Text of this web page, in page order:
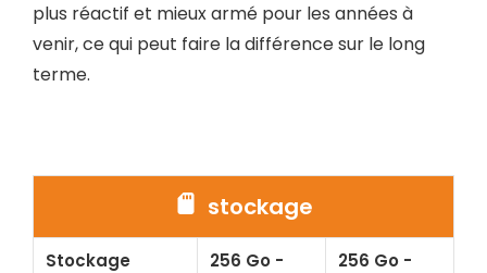
plus réactif et mieux armé pour les années à
venir, ce qui peut faire la différence sur le long
terme.
stockage
Stockage
256 Go -
256 Go -